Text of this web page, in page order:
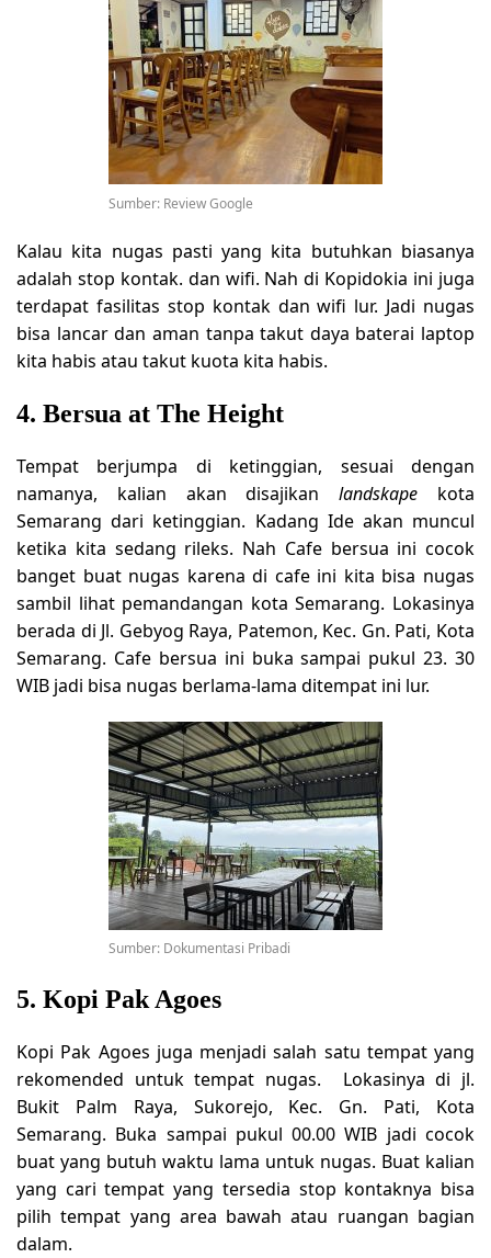
Sumber: Review Google
Kalau kita nugas pasti yang kita butuhkan biasanya
adalah stop kontak. dan wifi. Nah di Kopidokia ini juga
terdapat fasilitas stop kontak dan wifi lur. Jadi nugas
bisa lancar dan aman tanpa takut daya baterai laptop
kita habis atau takut kuota kita habis.
4. Bersua at The Height
Tempat berjumpa di ketinggian, sesuai dengan
namanya, kalian akan disajikan landskape kota
Semarang dari ketinggian. Kadang Ide akan muncul
ketika kita sedang rileks. Nah Cafe bersua ini cocok
banget buat nugas karena di cafe ini kita bisa nugas
sambil lihat pemandangan kota Semarang. Lokasinya
berada di Jl. Gebyog Raya, Patemon, Kec. Gn. Pati, Kota
Semarang. Cafe bersua ini buka sampai pukul 23. 30
WIB jadi bisa nugas berlama-lama ditempat ini lur.
Sumber: Dokumentasi Pribadi
5. Kopi Pak Agoes
Kopi Pak Agoes juga menjadi salah satu tempat yang
rekomended untuk tempat nugas. Lokasinya di jl.
Bukit Palm Raya, Sukorejo, Kec. Gn. Pati, Kota
Semarang. Buka sampai pukul 00.00 WIB jadi cocok
buat yang butuh waktu lama untuk nugas. Buat kalian
yang cari tempat yang tersedia stop kontaknya bisa
pilih tempat yang area bawah atau ruangan bagian
dalam.